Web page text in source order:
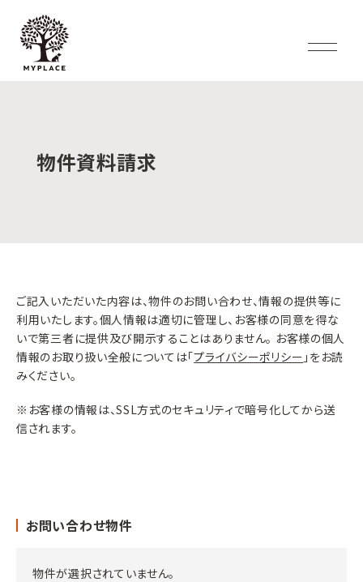
物件資料請求
ご記入いただいた内容は、物件のお問い合わせ、情報の提供等に
利用いたします。個人情報は適切に管理し、お客様の同意を得な
いで第三者に提供及び開示することはありません。 お客様の個人
情報のお取り扱い全般については「プライバシーポリシー 」をお読
みください。
※お客様の情報は、SSL方式のセキュリティで暗号化してから送
信されます。
お問い合わせ物件
物件が選択されていません。